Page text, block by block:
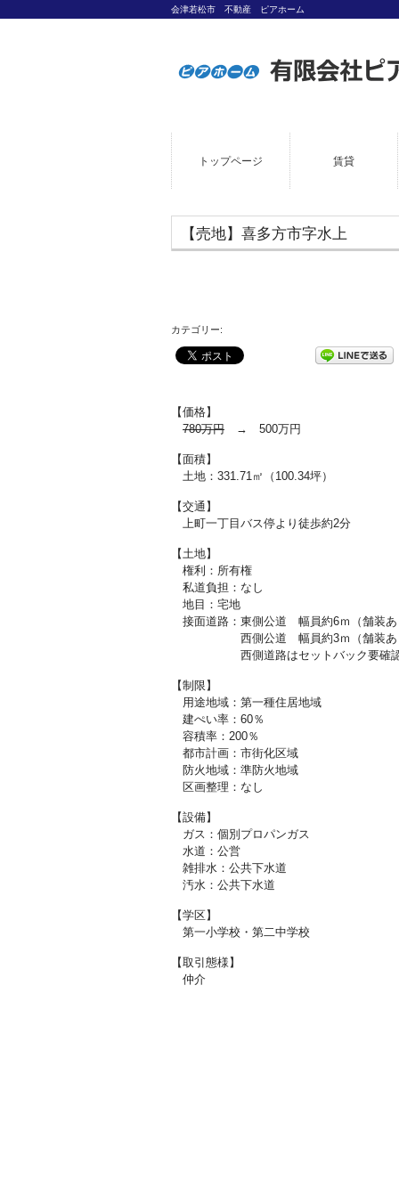
会津若松市 不動産 ピアホーム
トップページ 賃貸
【売地】喜多方市字水上
カテゴリー:
【価格】
780万円 → 500万円
【面積】
土地：331.71㎡（100.34坪）
【交通】
上町一丁目バス停より徒歩約2分
【土地】
権利：所有権
私道負担：なし
地目：宅地
接面道路：東側公道 幅員約6ｍ（舗装あ
西側公道 幅員約3ｍ（舗装あ
西側道路はセットバック要確
【制限】
用途地域：第一種住居地域
建ぺい率：60％
容積率：200％
都市計画：市街化区域
防火地域：準防火地域
区画整理：なし
【設備】
ガス：個別プロパンガス
水道：公営
雑排水：公共下水道
汚水：公共下水道
【学区】
第一小学校・第二中学校
【取引態様】
仲介